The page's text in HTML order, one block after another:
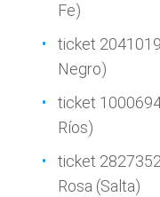
Fe)
ticket
Negro)
ticket
Ríos)
ticket
Rosa (Salta)